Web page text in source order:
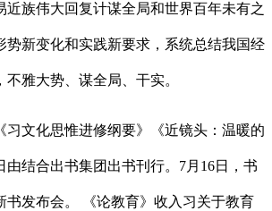
近族伟大回复计谋全局和世界百年未有之
势新变化和实践新要求，系统总结我国经
雅大势、谋全局、干实。
文化思惟进修纲要》《近镜头：温暖的
由结合出书集团出书刊行。7月16日，书
书发布会。 《论教育》收入习关于教育